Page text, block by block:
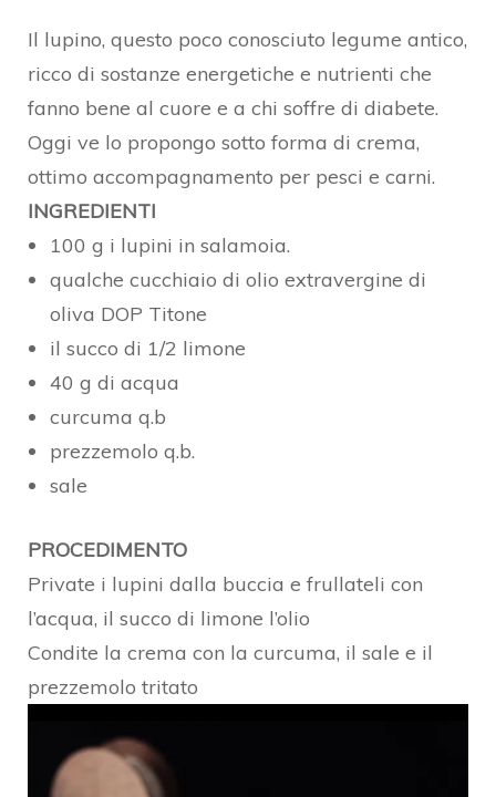
Il lupino, questo poco conosciuto legume antico,
ricco di sostanze energetiche e nutrienti che
fanno bene al cuore e a chi soffre di diabete.
Oggi ve lo propongo sotto forma di crema,
ottimo accompagnamento per pesci e carni.
INGREDIENTI
100 g i lupini in salamoia.
qualche cucchiaio di olio extravergine di
oliva DOP Titone
il succo di 1/2 limone
40 g di acqua
curcuma q.b
prezzemolo q.b.
sale
PROCEDIMENTO
Private i lupini dalla buccia e frullateli con
l’acqua, il succo di limone l’olio
Condite la crema con la curcuma, il sale e il
prezzemolo tritato